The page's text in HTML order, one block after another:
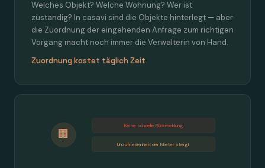
Welches Objekt? Welche Wohnung? Wer ist
zuständig? In casavi sind die Objekte hinterlegt — aber
die Zuordnung der eingehenden Anfrage zum richtigen
Vorgang macht noch immer die Verwalterin von Hand.
Zuordnung kostet täglich Zeit
🏢
Keine schnelle Rückmeldung
Unzufriedenheit der Mieter steigt